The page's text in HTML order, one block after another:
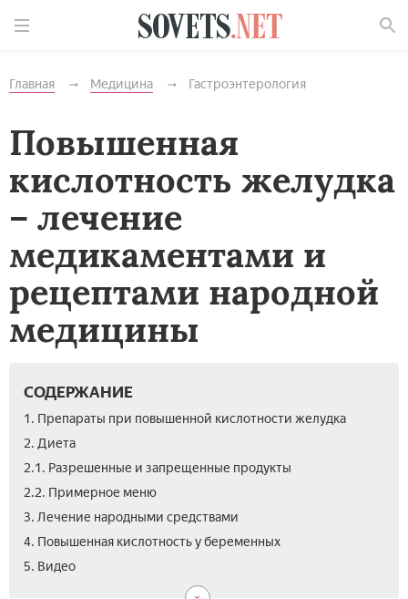
Главная Медицина Гастроэнтерология
Повышенная
кислотность желудка
– лечение
медикаментами и
рецептами народной
медицины
СОДЕРЖАНИЕ
1. Препараты при повышенной кислотности желудка
2. Диета
2.1. Разрешенные и запрещенные продукты
2.2. Примерное меню
3. Лечение народными средствами
4. Повышенная кислотность у беременных
5. Видео